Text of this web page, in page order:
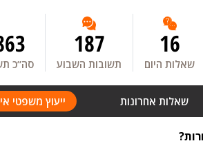
16
שאלות היום
187
תשובות השבוע סה”כ
שאלות אחרונות ייעוץ משפטי